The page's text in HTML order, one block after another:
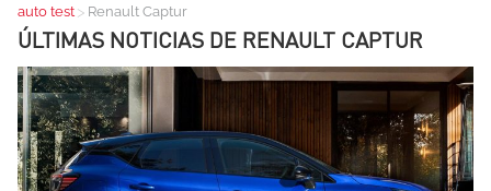
auto test > Renault Captur
ÚLTIMAS NOTICIAS DE RENAULT CAPTUR